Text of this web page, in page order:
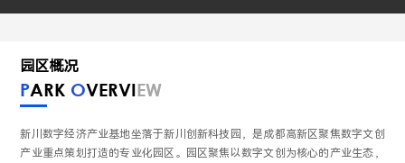
园区概况
PARK OVERVIEW
新川数字经济产业基地坐落于新川创新科技园，是成都高新区聚焦数字文创
产业重点策划打造的专业化园区。园区聚焦以数字文创为核心的产业生态，